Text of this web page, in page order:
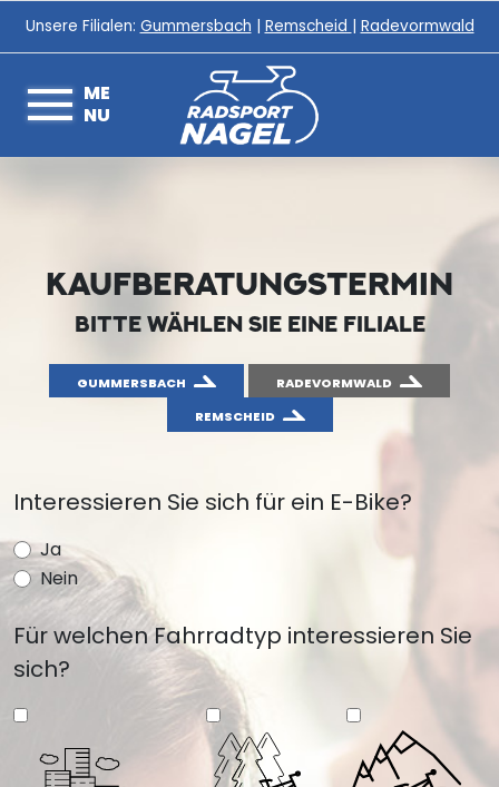
Unsere Filialen: Gummersbach | Remscheid | Radevormwald
ME
NU
KAUFBERATUNGSTERMIN
BITTE WÄHLEN SIE EINE FILIALE
GUMMERSBACH
RADEVORMWALD
REMSCHEID
Interessieren Sie sich für ein E-Bike?
Ja
Nein
Für welchen Fahrradtyp interessieren Sie
sich?